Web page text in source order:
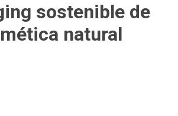
sostenible de
natural